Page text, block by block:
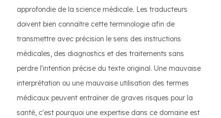
approfondie de la science médicale. Les traducteurs
doivent bien connaître cette terminologie afin de
transmettre avec précision le sens des instructions
médicales, des diagnostics et des traitements sans
perdre l'intention précise du texte original. Une mauvaise
interprétation ou une mauvaise utilisation des termes
médicaux peuvent entraîner de graves risques pour la
santé, c'est pourquoi une expertise dans ce domaine est